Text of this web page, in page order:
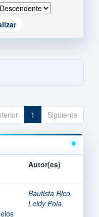
1 Siguiente
Autor(es)
Bautista Rico,
Leidy Pola.